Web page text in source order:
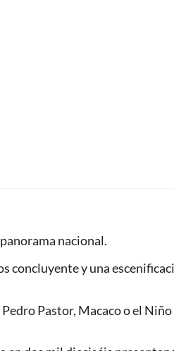
nacional.
concluyente y una
Pastor, Macaco o el